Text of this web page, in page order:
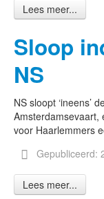
Lees meer...
Sloop
NS
NS sloopt ‘ineens’
Amsterdamsevaart,
voor Haarlemmers
Gepubliceerd:
Lees meer...